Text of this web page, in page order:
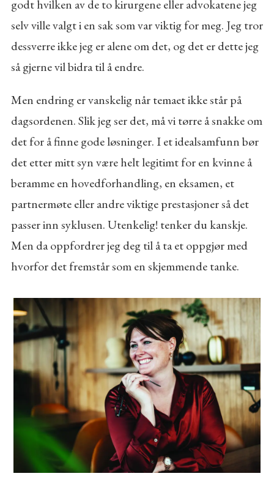
godt hvilken av de to kirurgene eller advokatene jeg
selv ville valgt i en sak som var viktig for meg. Jeg tror
dessverre ikke jeg er alene om det, og det er dette jeg
så gjerne vil bidra til å endre.
Men endring er vanskelig når temaet ikke står på
dagsordenen. Slik jeg ser det, må vi tørre å snakke om
det for å finne gode løsninger. I et idealsamfunn bør
det etter mitt syn være helt legitimt for en kvinne å
beramme en hovedforhandling, en eksamen, et
partnermøte eller andre viktige prestasjoner så det
passer inn syklusen. Utenkelig! tenker du kanskje.
Men da oppfordrer jeg deg til å ta et oppgjør med
hvorfor det fremstår som en skjemmende tanke.